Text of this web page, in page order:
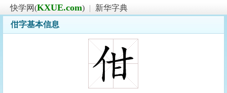
快学网(KXUE.com) |
新华字典
佄字基本信息